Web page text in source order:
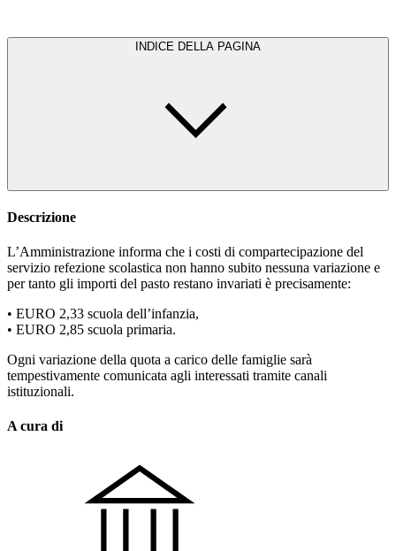
INDICE DELLA PAGINA
Descrizione
L’Amministrazione informa che i costi di compartecipazione del
servizio refezione scolastica non hanno subito nessuna variazione e
per tanto gli importi del pasto restano invariati è precisamente:
• EURO 2,33 scuola dell’infanzia,
• EURO 2,85 scuola primaria.
Ogni variazione della quota a carico delle famiglie sarà
tempestivamente comunicata agli interessati tramite canali
istituzionali.
A cura di